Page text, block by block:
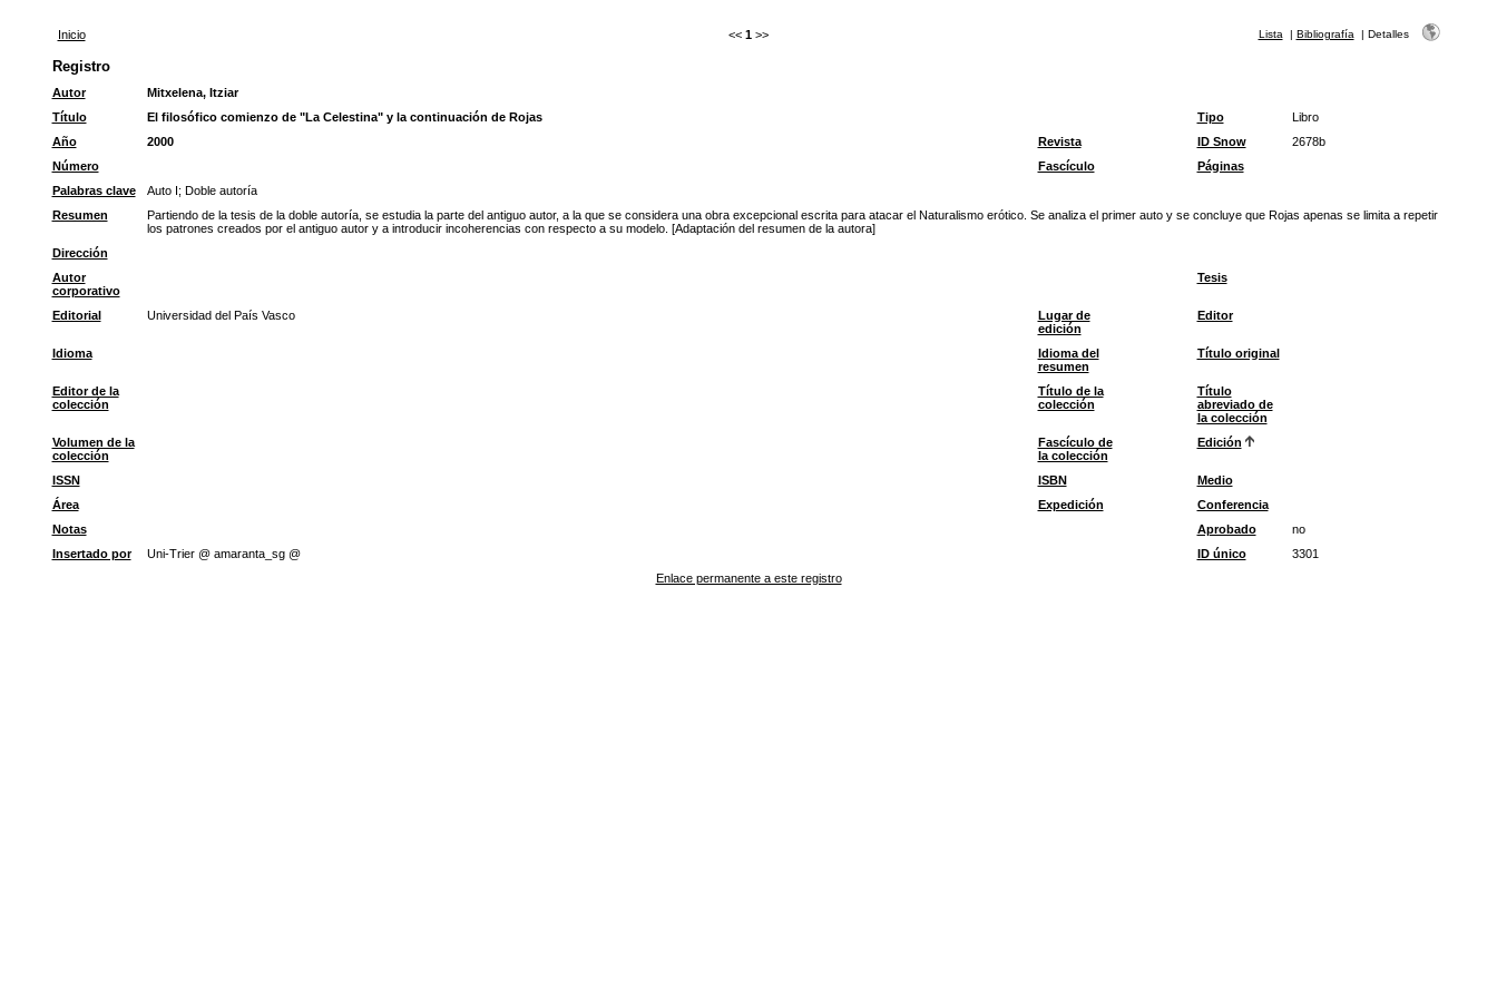
Inicio << 1 >> Lista | Bibliografía | Detalles
Registro
Autor
Mitxelena, Itziar
Título
El filosófico comienzo de "La Celestina" y la continuación de Rojas Tipo
Libro
Año
2000 Revista ID Snow
2678b
Número
Fascículo
Páginas
Palabras clave
Auto I; Doble autoría
Resumen
Partiendo de la tesis de la doble autoría, se estudia la parte del antiguo autor, a la que se considera una obra excepcional escrita para atacar el Naturalismo erótico. Se analiza el primer auto y se concluye que Rojas apenas se limita a repetir
los patrones creados por el antiguo autor y a introducir incoherencias con respecto a su modelo. [Adaptación del resumen de la autora]
Dirección
Autor
corporativo
Tesis
Editorial Universidad del País Vasco
Lugar de
edición
Editor
Idioma
Idioma del
resumen
Título original
Editor de la
colección
Título de la
colección
Título
abreviado de
la colección
Volumen de la
colección
Fascículo de
la colección
Edición
ISSN ISBN
Medio
Área
Expedición
Conferencia
Notas
Aprobado
no
Insertado por
Uni-Trier @ amaranta_sg @ ID único
3301
Enlace permanente a este registro